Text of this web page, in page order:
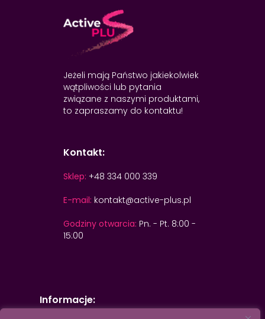
Wróć do sklepu
Jeżeli mają Państwo jakiekolwiek
wątpliwości lub pytania
związane z naszymi produktami,
to zapraszamy do kontaktu!
Kontakt:
Sklep: +48 334 000 339
E-mail: kontakt@active-plus.pl
Godziny otwarcia: Pn. - Pt. 8:00 -
15:00
Informacje: